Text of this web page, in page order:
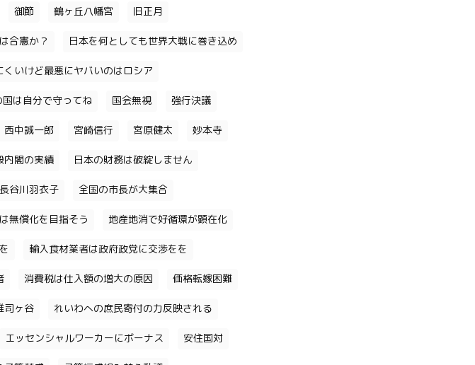
御節 鶴ヶ丘八幡宮 旧正月
合憲か？ 日本を何としても世界大戦に巻き込め
くいけど最悪にヤバいのはロシア
国は自分で守ってね 国会無視 強行決議
西中誠一郎 宮崎信行 宮原健太 妙本寺
内閣の実績 日本の財務は破綻しません
長谷川羽衣子 全国の市長が大集合
無償化を目指そう 地産地消で好循環が顕在化
輸入食材業者は政府政党に交渉をを
消費税は仕入額の増大の原因 価格転嫁困難
司ヶ谷 れいわへの庶民寄付の力反映される
エッセンシャルワーカーにボーナス 安住国対